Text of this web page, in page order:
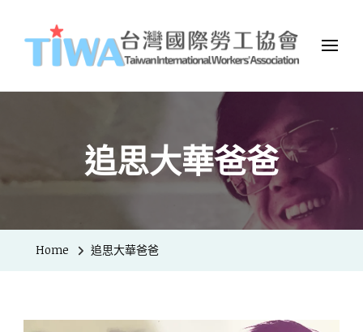
TIWA台灣國際勞工協會
台灣國際勞工協會（Taiwan International Workers
Association，簡稱TIWA），是全台第一個以國際移工為服務對象的
追思大華爸爸
Home 追思大華爸爸